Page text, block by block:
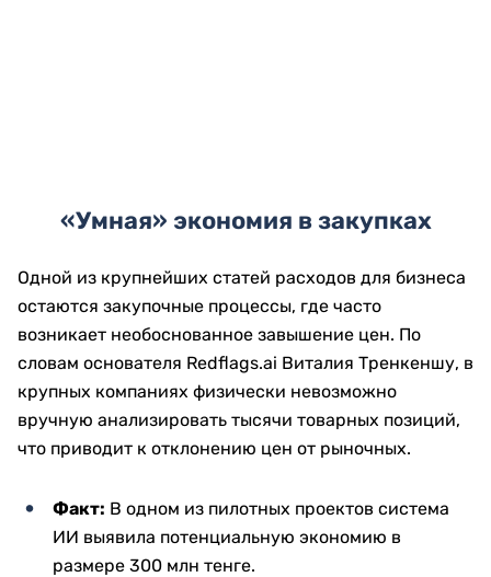
«Умная» экономия в закупках
Одной из крупнейших статей расходов для бизнеса
остаются закупочные процессы, где часто
возникает необоснованное завышение цен. По
словам основателя Redflags.ai Виталия Тренкеншу, в
крупных компаниях физически невозможно
вручную анализировать тысячи товарных позиций,
что приводит к отклонению цен от рыночных.
Факт: В одном из пилотных проектов система
ИИ выявила потенциальную экономию в
размере 300 млн тенге.